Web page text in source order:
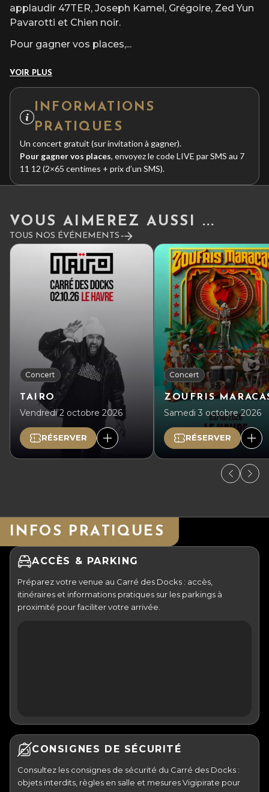
applaudir 47TER, Joseph Kamel, Grégoire, Zed Yun
Pavarotti et Chien noir.
Pour gagner vos places,...
VOIR PLUS
INFORMATIONS
PRATIQUES
Un concert gratuit (sur invitation à gagner).
Pour gagner vos places, envoyez le code LIVE par SMS au 7
11 12 (2×65 centimes + prix d’un SMS).
VOUS AIMEREZ AUSSI ...
TOUS NOS ÉVÉNEMENTS
Concert
TAIRO
Vendredi 2 octobre 2026
RÉSERVER
Concert
ZOUFRIS
Samedi 3 octobre 2026
RÉSERVER
INFOS PRATIQUES
ACCÈS & PARKING
Préparez votre venue au Carré des Docks : accès,
itinéraires et informations pratiques sur les parkings à
proximité pour faciliter votre arrivée.
CONSIGNES DE SÉCURITÉ
Consultez les consignes de sécurité du Carré des Docks :
objets interdits, règles en salle et mesures Vigipirate pour